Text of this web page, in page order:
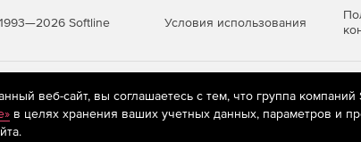
Softline Условия использования
рекомендательные технологии(информационные
пользователей сети «Интернет»,
веб-сайт, вы соглашаетесь с тем, что группа
в целях хранения ваших учетных данных, параметров и